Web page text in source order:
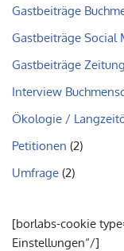
Gastbeiträge
Gastbeiträge Social
Gastbeiträge
Interview
Ökologie /
Petitionen (2)
Umfrage (2)
[borlabs-cookie
Einstellungen“/]